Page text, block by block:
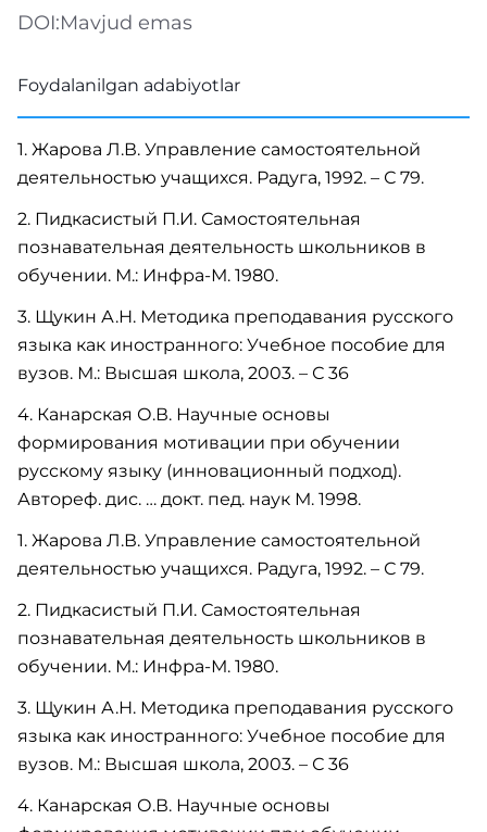
DOI:Mavjud emas
Foydalanilgan adabiyotlar
1. Жарова Л.В. Управление самостоятельной
деятельностью учащихся. Радуга, 1992. – С 79.
2. Пидкасистый П.И. Самостоятельная
познавательная деятельность школьников в
обучении. М.: Инфра-М. 1980.
3. Щукин А.Н. Методика преподавания русского
языка как иностранного: Учебное пособие для
вузов. М.: Высшая школа, 2003. – С 36
4. Канарская О.В. Научные основы
формирования мотивации при обучении
русскому языку (инновационный подход).
Автореф. дис. … докт. пед. наук М. 1998.
1. Жарова Л.В. Управление самостоятельной
деятельностью учащихся. Радуга, 1992. – С 79.
2. Пидкасистый П.И. Самостоятельная
познавательная деятельность школьников в
обучении. М.: Инфра-М. 1980.
3. Щукин А.Н. Методика преподавания русского
языка как иностранного: Учебное пособие для
вузов. М.: Высшая школа, 2003. – С 36
4. Канарская О.В. Научные основы